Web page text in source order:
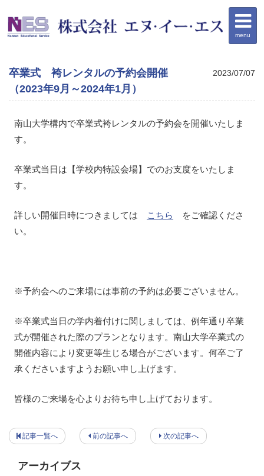
menu
卒業式 袴レンタルの予約会開催
（2023年9月～2024年1月）
2023/07/07
南山大学構内で卒業式袴レンタルの予約会を開催いたしま
す。
卒業式当日は【学校内特設会場】でのお支度をいたしま
す。
詳しい開催日時につきましては こちら
をご確認くださ
い。
※予約会へのご来場には事前の予約は必要ございません。
※卒業式当日の学内着付けに関しましては、例年通り卒業
式が開催された際のプランとなります。南山大学卒業式の
開催内容により変更等生じる場合がございます。何卒ご了
承くださいますようお願い申し上げます。
皆様のご来場を心よりお待ち申し上げております。
記事一覧へ 前の記事へ 次の記事へ
アーカイブス